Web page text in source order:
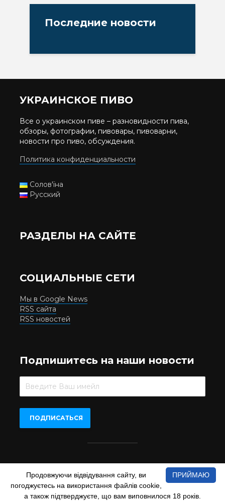
Последние новости
УКРАИНСКОЕ ПИВО
Все о украинском пиве – разновидности пива,
обзоры, фотографии, пивовары, пивоварни,
новости про пиво, обсуждения.
Политика конфиденциальности
Солов'їна
Русский
РАЗДЕЛЫ НА САЙТЕ
СОЦИАЛЬНЫЕ СЕТИ
Мы в Google News
RSS сайта
RSS новостей
Подпишитесь на наши новости
Beer.UA © 2016-2022
При копіюванні матеріалів з сайту обов'язкове пряме
відкрите для пошукових систем гіперпосилання на сайт
www.beer.ua
ПРИЙМАЮ
Продовжуючи відвідування сайту, ви
погоджуєтесь на використання файлів cookie,
а також підтверджуєте, що вам виповнилося 18 років.